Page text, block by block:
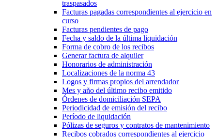
traspasados
Facturas pagadas correspondientes al ejercicio en
curso
Facturas pendientes de pago
Fecha y saldo de la última liquidación
Forma de cobro de los recibos
Generar factura de alquiler
Honorarios de administración
Localizaciones de la norma 43
Logos y firmas propios del arrendador
Mes y año del último recibo emitido
Órdenes de domiciliación SEPA
Periodicidad de emisión del recibo
Período de liquidación
Pólizas de seguros y contratos de mantenimiento
Recibos cobrados correspondientes al ejercicio